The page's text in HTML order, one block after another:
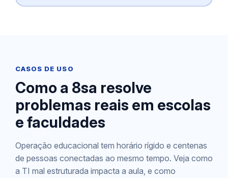
CASOS DE USO
Como a 8sa resolve
problemas reais em escolas
e faculdades
Operação educacional tem horário rígido e centenas
de pessoas conectadas ao mesmo tempo. Veja como
a TI mal estruturada impacta a aula, e como